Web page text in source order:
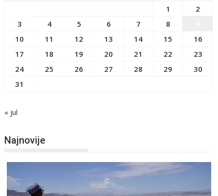
1
2
3
4 5 6 7 8
10
11 12 13 14 15
16
17
18 19 20 21 22
23
24
25 26 27 28 29
30
31
« jul
Najnovije